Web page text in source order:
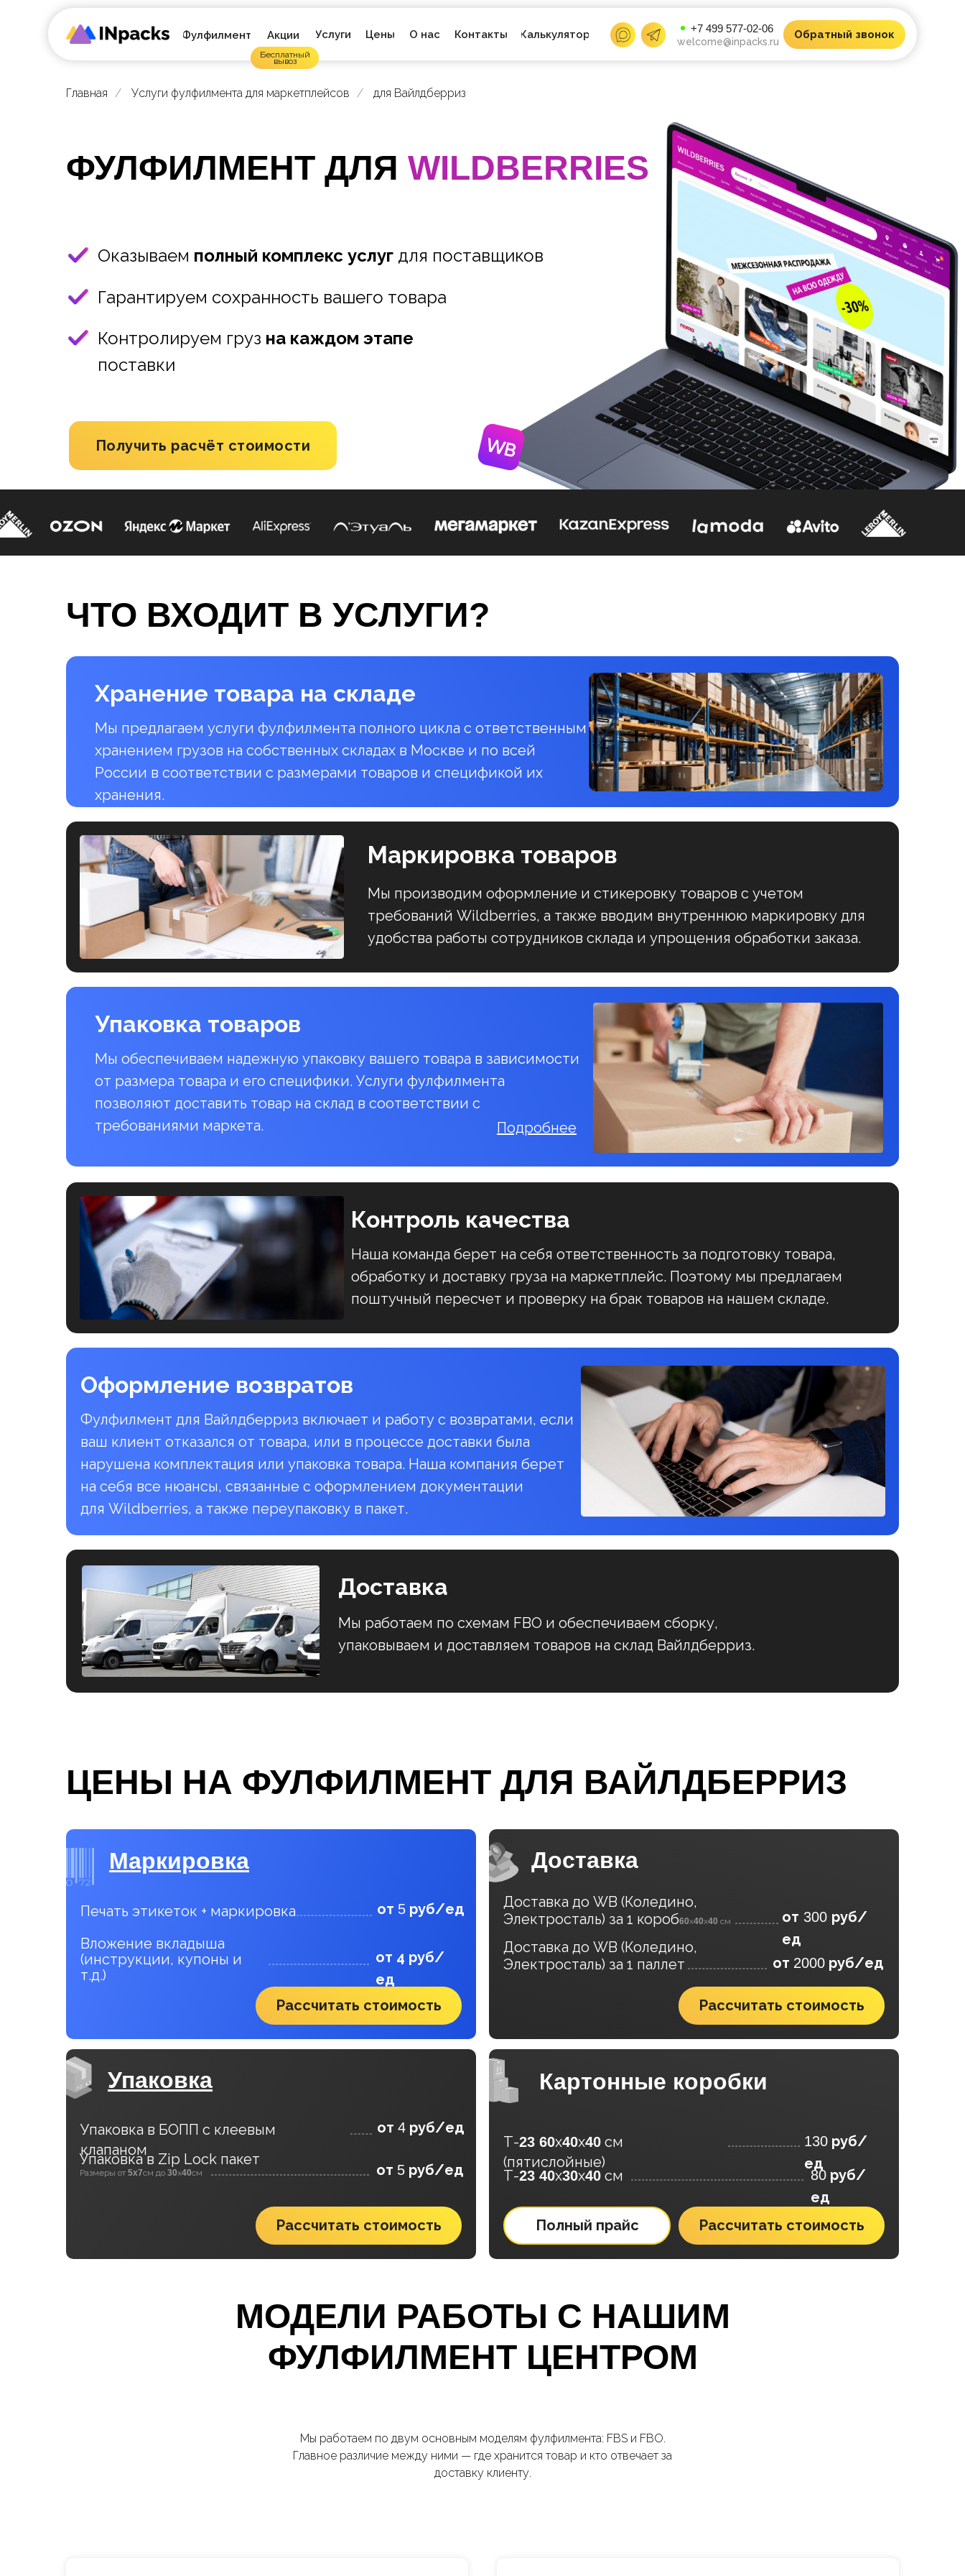
+7 499 577-02-06 Обратный звонок
Фулфилмент Услуги О нас
Цены Контакты
Акции Калькулятор
welcome@inpacks.ru
Бесплатный
вывоз
Главная / Услуги фулфилмента для маркетплейсов / для Вайлдберриз
ФУЛФИЛМЕНТ ДЛЯ WILDBERRIES
Получить расчёт стоимости
Оказываем полный комплекс услуг для поставщиков
Гарантируем сохранность вашего товара
Контролируем груз на каждом этапе
поставки
ЧТО ВХОДИТ В УСЛУГИ?
Хранение товара на складе
Мы предлагаем услуги фулфилмента полного цикла с ответственным
хранением грузов на собственных складах в Москве и по всей
России в соответствии с размерами товаров и спецификой их
хранения.
Контроль качества
Наша команда берет на себя ответственность за подготовку товара,
обработку и доставку груза на маркетплейс. Поэтому мы предлагаем
поштучный пересчет и проверку на брак товаров на нашем складе.
Маркировка товаров
Мы производим оформление и стикеровку товаров с учетом
требований Wildberries, а также вводим внутреннюю маркировку для
удобства работы сотрудников склада и упрощения обработки заказа.
Оформление возвратов
Фулфилмент для Вайлдберриз включает и работу с возвратами, если
ваш клиент отказался от товара, или в процессе доставки была
нарушена комплектация или упаковка товара. Наша компания берет
на себя все нюансы, связанные с оформлением документации
для Wildberries, а также переупаковку в пакет.
Доставка
Мы работаем по схемам FBO и обеспечиваем сборку,
упаковываем и доставляем товаров на склад Вайлдберриз.
Упаковка товаров
Подробнее
Мы обеспечиваем надежную упаковку вашего товара в зависимости
от размера товара и его специфики. Услуги фулфилмента
позволяют доставить товар на склад в соответствии с
требованиями маркета.
ЦЕНЫ НА ФУЛФИЛМЕНТ ДЛЯ ВАЙЛДБЕРРИЗ
80 руб/
ед
130 руб/
ед
Картонные коробки
Т-23 60х40х40 см
(пятислойные)
Т-23 40х30х40 см
Рассчитать стоимость
Полный прайс
Упаковка в БОПП с клеевым
клапаном
Упаковка в Zip Lock пакет
Упаковка
от 4 руб/ед
от 5 руб/ед
Размеры от 5х7см до 30х40см
Рассчитать стоимость
от 300 руб/
ед
от 2000 руб/ед
60х40х40 см
Доставка
Доставка до WB (Коледино,
Электросталь) за 1 короб
Доставка до WB (Коледино,
Электросталь) за 1 паллет
Рассчитать стоимость
от 5 руб/ед
от 4 руб/
ед
Печать этикеток + маркировка
Вложение вкладыша
(инструкции, купоны и
т.д.)
Рассчитать стоимость
Маркировка
МОДЕЛИ РАБОТЫ С НАШИМ
ФУЛФИЛМЕНТ ЦЕНТРОМ
Мы работаем по двум основным моделям фулфилмента: FBS и FBO.
Главное различие между ними — где хранится товар и кто отвечает за
доставку клиенту.